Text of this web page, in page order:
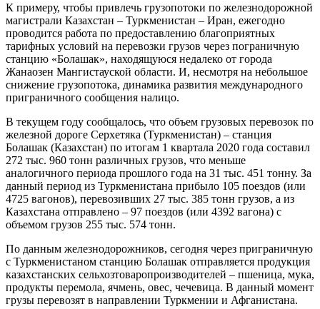
К примеру, чтобы привлечь грузопотоки по железнодорожной
магистрали Казахстан – Туркменистан – Иран, ежегодно
проводится работа по предоставлению благоприятных
тарифных условий на перевозки грузов через пограничную
станцию «Болашак», находящуюся недалеко от города
Жанаозен Мангистауской области. И, несмотря на небольшое
снижение грузопотока, динамика развития международного
приграничного сообщения налицо.
В текущем году сообщалось, что объем грузовых перевозок по
железной дороге Серхетяка (Туркменистан) – станция
Болашак (Казахстан) по итогам 1 квартала 2020 года составил
272 тыс. 960 тонн различных грузов, что меньше
аналогичного периода прошлого года на 31 тыс. 451 тонну. За
данный период из Туркменистана прибыло 105 поездов (или
4725 вагонов), перевозивших 27 тыс. 385 тонн грузов, а из
Казахстана отправлено – 97 поездов (или 4392 вагона) с
объемом грузов 255 тыс. 574 тонн.
По данным железнодорожников, сегодня через приграничную
с Туркменистаном станцию Болашак отправляется продукция
казахстанских сельхозтоваропроизводителей – пшеница, мука,
продукты перемола, ячмень, овес, чечевица. В данный момент
грузы перевозят в направлении Туркмении и Афганистана.